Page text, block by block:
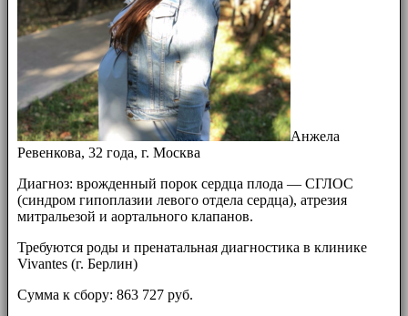
Анжела
Ревенкова, 32 года, г. Москва
Диагноз: врожденный порок сердца плода — СГЛОС
(синдром гипоплазии левого отдела сердца), атрезия
митральезой и аортального клапанов.
Требуются роды и пренатальная диагностика в клинике
Vivantes (г. Берлин)
Сумма к сбору: 863 727 руб.